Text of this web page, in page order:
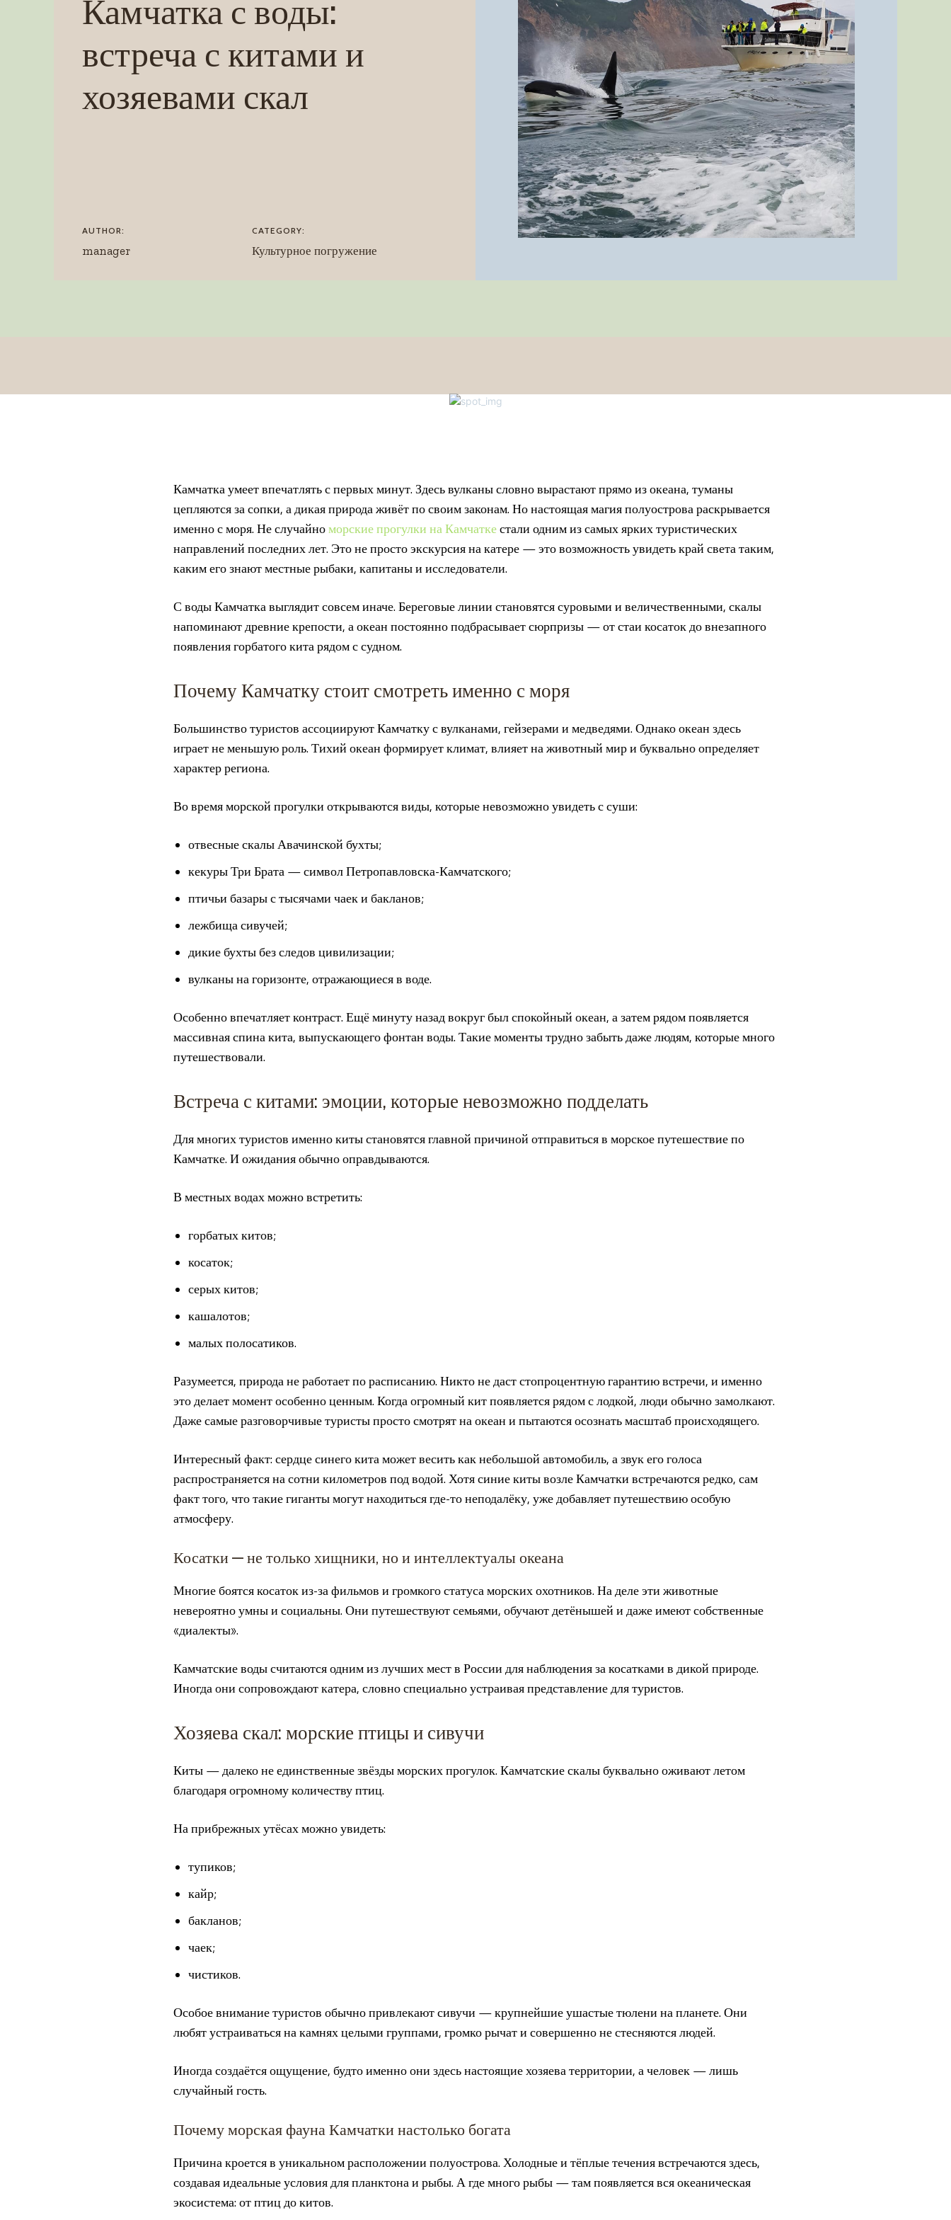
Камчатка с воды:
встреча с китами и
хозяевами скал
AUTHOR:
manager
CATEGORY:
Культурное погружение
Камчатка умеет впечатлять с первых минут. Здесь вулканы словно вырастают прямо из океана, туманы
цепляются за сопки, а дикая природа живёт по своим законам. Но настоящая магия полуострова раскрывается
именно с моря. Не случайноморские прогулки на Камчаткестали одним из самых ярких туристических
направлений последних лет. Это не просто экскурсия на катере — это возможность увидеть край света таким,
каким его знают местные рыбаки, капитаны и исследователи.
С воды Камчатка выглядит совсем иначе. Береговые линии становятся суровыми и величественными, скалы
напоминают древние крепости, а океан постоянно подбрасывает сюрпризы — от стаи косаток до внезапного
появления горбатого кита рядом с судном.
Почему Камчатку стоит смотреть именно с моря
Большинство туристов ассоциируют Камчатку с вулканами, гейзерами и медведями. Однако океан здесь
играет не меньшую роль. Тихий океан формирует климат, влияет на животный мир и буквально определяет
характер региона.
Во время морской прогулки открываются виды, которые невозможно увидеть с суши:
отвесные скалы Авачинской бухты;
кекуры Три Брата — символ Петропавловска-Камчатского;
птичьи базары с тысячами чаек и бакланов;
лежбища сивучей;
дикие бухты без следов цивилизации;
вулканы на горизонте, отражающиеся в воде.
Особенно впечатляет контраст. Ещё минуту назад вокруг был спокойный океан, а затем рядом появляется
массивная спина кита, выпускающего фонтан воды. Такие моменты трудно забыть даже людям, которые много
путешествовали.
Встреча с китами: эмоции, которые невозможно подделать
Для многих туристов именно киты становятся главной причиной отправиться в морское путешествие по
Камчатке. И ожидания обычно оправдываются.
В местных водах можно встретить:
горбатых китов;
косаток;
серых китов;
кашалотов;
малых полосатиков.
Разумеется, природа не работает по расписанию. Никто не даст стопроцентную гарантию встречи, и именно
это делает момент особенно ценным. Когда огромный кит появляется рядом с лодкой, люди обычно замолкают.
Даже самые разговорчивые туристы просто смотрят на океан и пытаются осознать масштаб происходящего.
Интересный факт: сердце синего кита может весить как небольшой автомобиль, а звук его голоса
распространяется на сотни километров под водой. Хотя синие киты возле Камчатки встречаются редко, сам
факт того, что такие гиганты могут находиться где-то неподалёку, уже добавляет путешествию особую
атмосферу.
Косатки — не только хищники, но и интеллектуалы океана
Многие боятся косаток из-за фильмов и громкого статуса морских охотников. На деле эти животные
невероятно умны и социальны. Они путешествуют семьями, обучают детёнышей и даже имеют собственные
«диалекты».
Камчатские воды считаются одним из лучших мест в России для наблюдения за косатками в дикой природе.
Иногда они сопровождают катера, словно специально устраивая представление для туристов.
Хозяева скал: морские птицы и сивучи
Киты — далеко не единственные звёзды морских прогулок. Камчатские скалы буквально оживают летом
благодаря огромному количеству птиц.
На прибрежных утёсах можно увидеть:
тупиков;
кайр;
бакланов;
чаек;
чистиков.
Особое внимание туристов обычно привлекают сивучи — крупнейшие ушастые тюлени на планете. Они
любят устраиваться на камнях целыми группами, громко рычат и совершенно не стесняются людей.
Иногда создаётся ощущение, будто именно они здесь настоящие хозяева территории, а человек — лишь
случайный гость.
Почему морская фауна Камчатки настолько богата
Причина кроется в уникальном расположении полуострова. Холодные и тёплые течения встречаются здесь,
создавая идеальные условия для планктона и рыбы. А где много рыбы — там появляется вся океаническая
экосистема: от птиц до китов.